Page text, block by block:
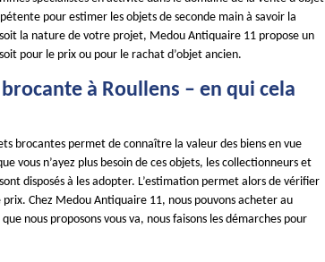
pour estimer les objets de seconde main à savoir la
la nature de votre projet, Medou Antiquaire 11 propose un
pour le prix ou pour le rachat d’objet ancien.
à Roullens – en qui cela
brocantes permet de connaître la valeur des biens en vue
vous n’ayez plus besoin de ces objets, les collectionneurs et
disposés à les adopter. L’estimation permet alors de vérifier
Chez Medou Antiquaire 11, nous pouvons acheter au
nous proposons vous va, nous faisons les démarches pour